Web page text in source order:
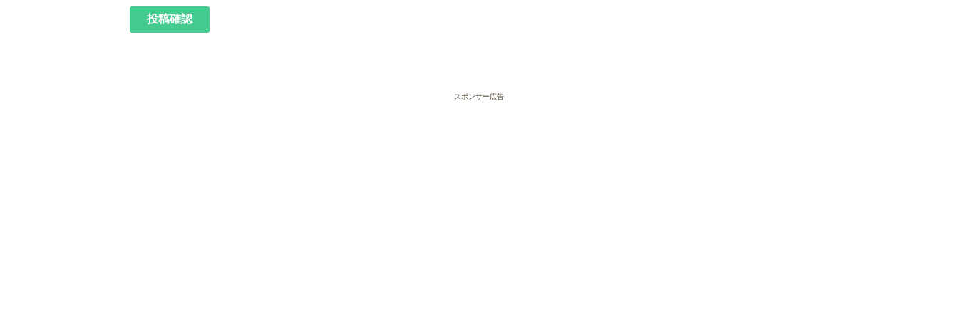
スポンサー広告